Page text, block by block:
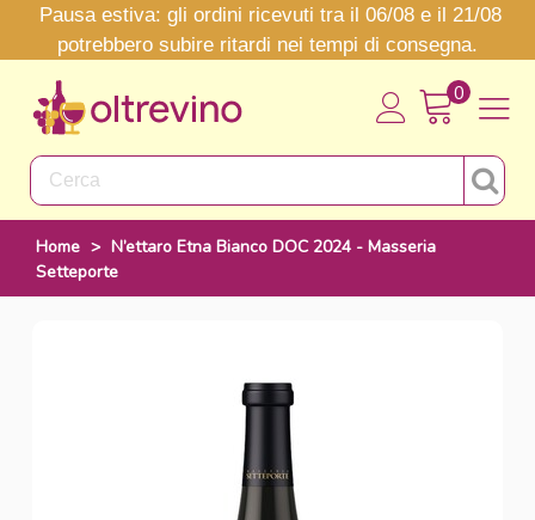
Pausa estiva: gli ordini ricevuti tra il 06/08 e il 21/08
potrebbero subire ritardi nei tempi di consegna.
0
Home > N’ettaro Etna Bianco DOC 2024 - Masseria
Setteporte